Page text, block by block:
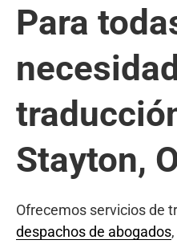
Para
Stayton,
Ofrecemos servicios de
despachos de abogados